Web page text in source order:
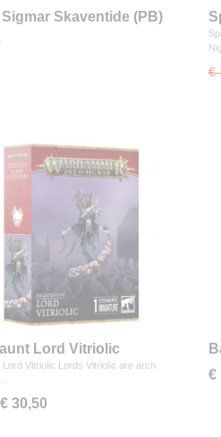
Skaventide (PB)
€
Lord Vitriolic
Lord Vitriolic Lords Vitriolic are arch
€ 30,50
€